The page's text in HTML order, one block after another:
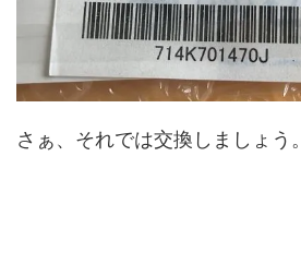
さぁ、それでは交換しましょう。